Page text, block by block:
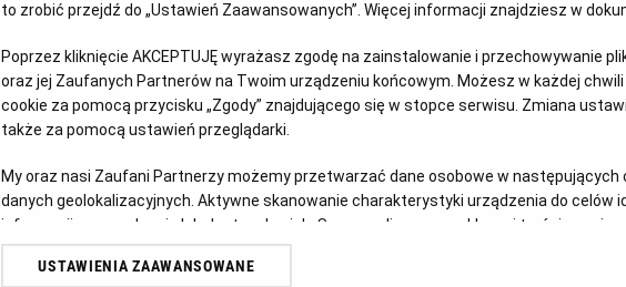
OPIS WYDARZENIA
Mecz półfinałowy Mistrzostw Świata w Piłce
Rywalizacja o tytuł najlepszej piłkarskiej
zapadnie w pamięć kibicom z wielu względów, nie
Kto zdobędzie legendarny Puchar Świata?
Helios.
to zrobić przejdź do „Ustawień Zaawansowanych”. Więcej informacji znajdziesz w
Poprzez kliknięcie AKCEPTUJĘ wyrażasz zgodę na zainstalowanie i przechowywanie
oraz jej Zaufanych Partnerów na Twoim urządzeniu końcowym. Możesz w każdej
cookie za pomocą przycisku „Zgody” znajdującego się w stopce serwisu. Zmiana
także za pomocą ustawień przeglądarki.
My oraz nasi Zaufani Partnerzy możemy przetwarzać dane osobowe w następujących
danych geolokalizacyjnych. Aktywne skanowanie charakterystyki urządzenia do celów
informacji na urządzeniu lub dostęp do nich. Spersonalizowane reklamy i treści, pomiar
odbiorców i ulepszanie usług.
USTAWIENIA ZAAWANSOWANE